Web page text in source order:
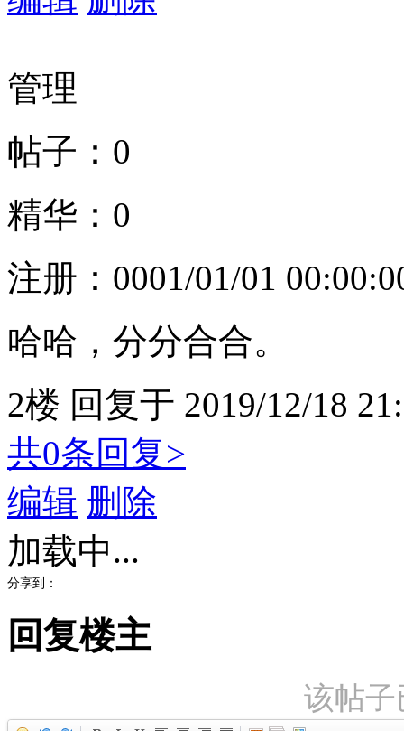
管理
帖子：0
精华：0
注册： 0001/01/01
哈哈，分分合合。
2楼 回复于 2019/12/18
共0条回复>
编辑 删除
加载中...
分享到：
回复楼主
该帖子